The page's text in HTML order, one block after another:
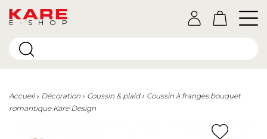
E-SHOP
Accueil Décoration Coussin & plaid
Coussin à franges bouquet
romantique Kare Design